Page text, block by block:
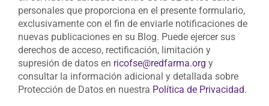
en servidores ubicados dentro de la UE de los datos
personales que proporciona en el presente formulario,
exclusivamente con el fin de enviarle notificaciones de
nuevas publicaciones en su Blog. Puede ejercer sus
derechos de acceso, rectificación, limitación y
supresión de datos enricofse@redfarma.orgy
consultar la información adicional y detallada sobre